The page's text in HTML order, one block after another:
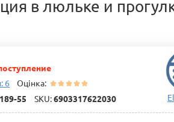
в люльке и
6 Оцінка:
55 SKU:6903317622030